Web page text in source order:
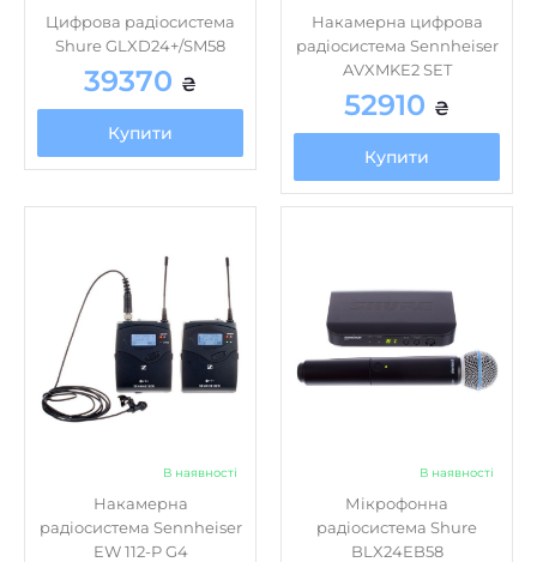
Цифрова радіосистема
Shure GLXD24+/SM58
39370 ₴
Купити
Накамерна цифрова
радіосистема Sennheiser
AVXMKE2 SET
52910 ₴
Купити
В наявності
Накамерна
радіосистема Sennheiser
EW 112-P G4
В наявності
Мікрофонна
радіосистема Shure
BLX24EB58